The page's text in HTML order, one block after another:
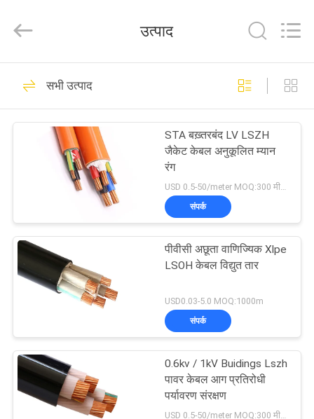
उत्पाद
दिखाएँ
हमारे
फैक्टरी
यात्रा
Cable
(Group)
All
Reserved.
पावर केबल XLPE अछूता
306
बख्तरबंद विद्युत केबल
244
203
उत्पाद
सभी उत्पाद
STA बख़्तरबंद LV LSZH
जैकेट केबल अनुकूलित म्यान
रंग
USD 0.5-50/meter MOQ:300 मीटर
संपर्क
पीवीसी अछूता वाणिज्यिक Xlpe
LSOH केबल विद्युत तार
USD0.03-5.0 MOQ:1000m
संपर्क
0.6kv / 1kV Buidings Lszh
पावर केबल आग प्रतिरोधी
पर्यावरण संरक्षण